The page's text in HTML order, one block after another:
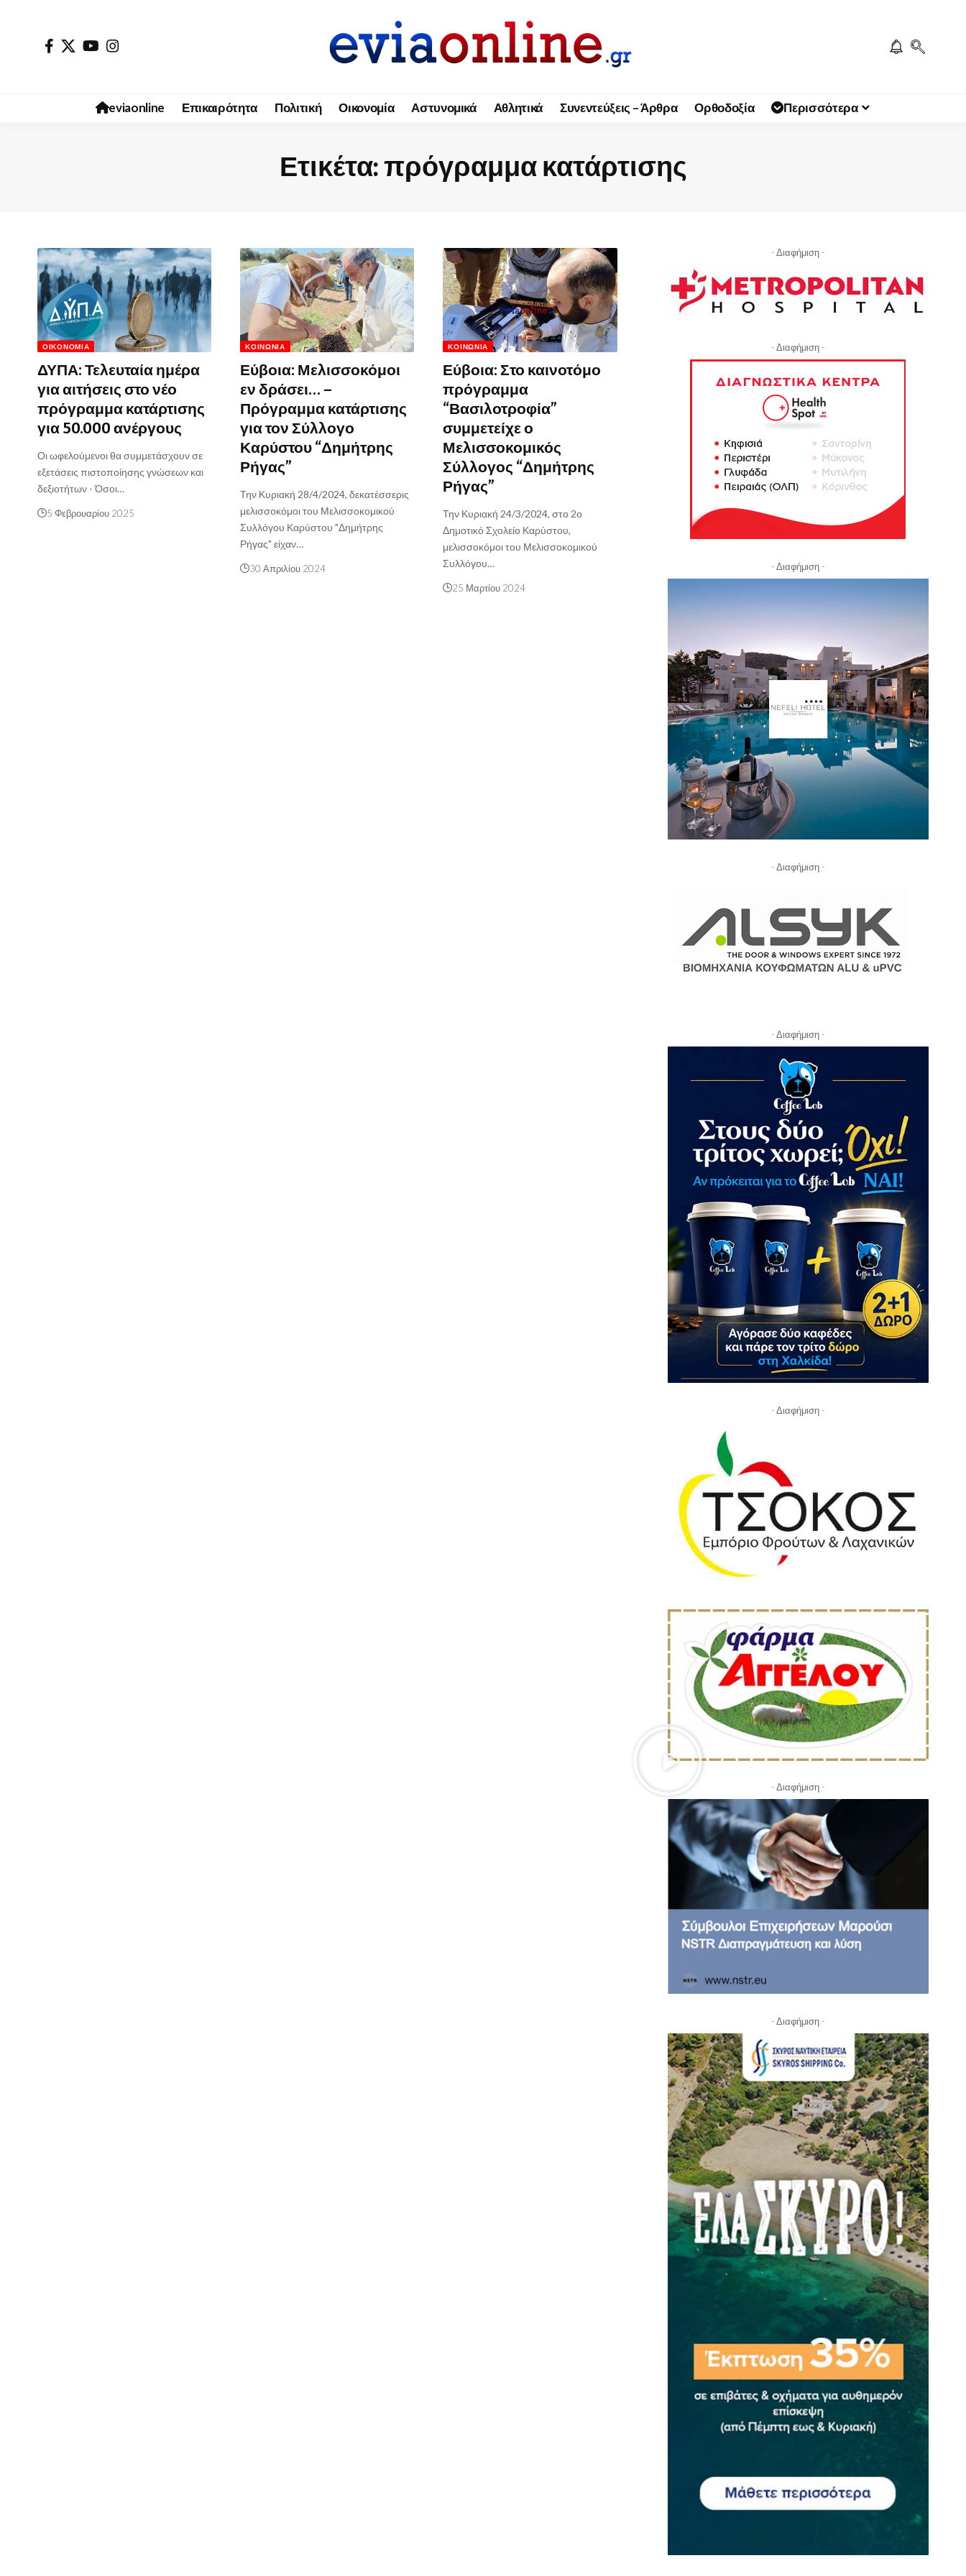
eviaonline Επικαιρότητα Πολιτική Οικονομία Αστυνομικά Αθλητικά Συνεντεύξεις – Άρθρα Ορθοδοξία Περισσότερα
Ετικέτα:πρόγραμμα κατάρτισης
ΟΙΚΟΝΟΜΊΑ
ΔΥΠΑ: Τελευταία ημέρα
για αιτήσεις στο νέο
πρόγραμμα κατάρτισης
για 50.000 ανέργους
Οι ωφελούμενοι θα συμμετάσχουν σε
εξετάσεις πιστοποίησης γνώσεων και
δεξιοτήτων - Όσοι…
5 Φεβρουαρίου 2025
ΚΟΙΝΩΝΊΑ
Εύβοια: Μελισσοκόμοι
εν δράσει… –
Πρόγραμμα κατάρτισης
για τον Σύλλογο
Καρύστου “Δημήτρης
Ρήγας”
Την Κυριακή 28/4/2024, δεκατέσσερις
μελισσοκόμοι του Μελισσοκομικού
Συλλόγου Καρύστου "Δημήτρης
Ρήγας" είχαν…
30 Απριλίου 2024
ΚΟΙΝΩΝΊΑ
Εύβοια: Στο καινοτόμο
πρόγραμμα
“Βασιλοτροφία”
συμμετείχε ο
Μελισσοκομικός
Σύλλογος “Δημήτρης
Ρήγας”
Την Κυριακή 24/3/2024, στο 2ο
Δημοτικό Σχολείο Καρύστου,
μελισσοκόμοι του Μελισσοκομικού
Συλλόγου…
25 Μαρτίου 2024
- Διαφήμιση -
- Διαφήμιση -
- Διαφήμιση -
- Διαφήμιση -
- Διαφήμιση -
- Διαφήμιση -
- Διαφήμιση -
- Διαφήμιση -